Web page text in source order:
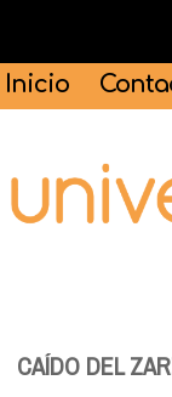
Inicio
CAÍDO DEL